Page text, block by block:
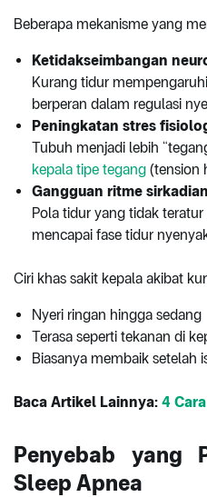
Beberapa mekanisme yang
Ketidakseimbangan
Kurang tidur mempengaruhi
berperan dalam regulasi
Peningkatan stres
Tubuh menjadi lebih
kepala tipe tegang (tension
Gangguan ritme sirkadian
Pola tidur yang tidak
mencapai fase tidur
Ciri khas sakit kepala akibat
Nyeri ringan hingga sedang
Terasa seperti tekanan di
Biasanya membaik setelah
Baca Artikel Lainnya: 4
Penyebab yang
Sleep Apnea